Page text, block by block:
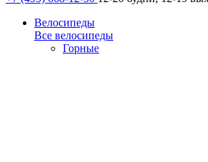
Велосипеды
Все велосипеды
Горные